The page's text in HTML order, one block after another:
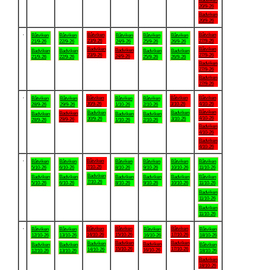
20/9-26
Badviken
20/9-26
Båtviken
21/9-26
Badviken
21/9-26
Båtviken
22/9-26
Badviken
22/9-26
Båtviken
23/9-26
Badviken
23/9-26
Båtviken
24/9-26
Badviken
24/9-26
Båtviken
25/9-26
Badviken
25/9-26
Båtviken
26/9-26
Badviken
26/9-26
Båtviken
27/9-26
Båtviken
27/9-26
Badviken
27/9-26
Badviken
27/9-26
Båtviken
28/9-26
Badviken
28/9-26
Båtviken
29/9-26
Badviken
29/9-26
Båtviken
30/9-26
Badviken
30/9-26
Båtviken
1/10-26
Badviken
1/10-26
Båtviken
2/10-26
Badviken
2/10-26
Båtviken
3/10-26
Badviken
3/10-26
Båtviken
4/10-26
Båtviken
4/10-26
Badviken
4/10-26
Badviken
4/10-26
Båtviken
5/10-26
Badviken
5/10-26
Båtviken
6/10-26
Badviken
6/10-26
Båtviken
7/10-26
Badviken
7/10-26
Båtviken
8/10-26
Badviken
8/10-26
Båtviken
9/10-26
Badviken
9/10-26
Båtviken
10/10-26
Badviken
10/10-26
Båtviken
11/10-26
Båtviken
11/10-26
Badviken
11/10-26
Badviken
11/10-26
Båtviken
12/10-26
Badviken
12/10-26
Båtviken
13/10-26
Badviken
13/10-26
Båtviken
14/10-26
Badviken
14/10-26
Båtviken
15/10-26
Badviken
15/10-26
Båtviken
16/10-26
Badviken
16/10-26
Båtviken
17/10-26
Badviken
17/10-26
Båtviken
18/10-26
Båtviken
18/10-26
Badviken
18/10-26